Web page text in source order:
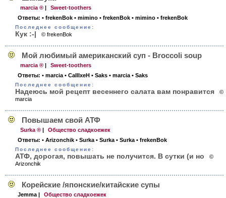
marcia ® |
Sweet-toothers
Ответы: • frekenBok • mimino • frekenBok • mimino • frekenBok
Последнее сообщение:
Кук :-| © frekenBok
Мой любимый американский суп - Broccoli soup
marcia ® |
Sweet-toothers
Ответы: • marcia • CaIIIxeH • Saks • marcia • Saks
Последнее сообщение:
Надеюсь мой рецепт весеннего салата вам понравится
©
marcia
Повышаем свой АТФ
Surka ® |
Общество сладкоежек
Ответы: • Arizonchik • Surka • Surka • Surka • frekenBok
Последнее сообщение:
АТФ, дорогая, повышать не получится. В сутки (и но
©
Arizonchik
Корейские /японск­ие/китайские супы
Jemma | Общество сладкоежек